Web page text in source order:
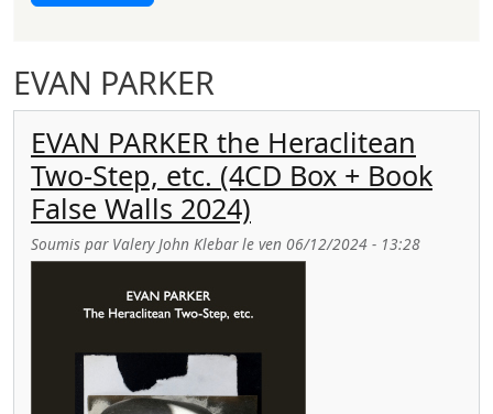
EVAN PARKER
EVAN PARKER the Heraclitean
Two-Step, etc. (4CD Box + Book
False Walls 2024)
Soumis par Valery John Klebarle ven 06/12/2024 - 13:28